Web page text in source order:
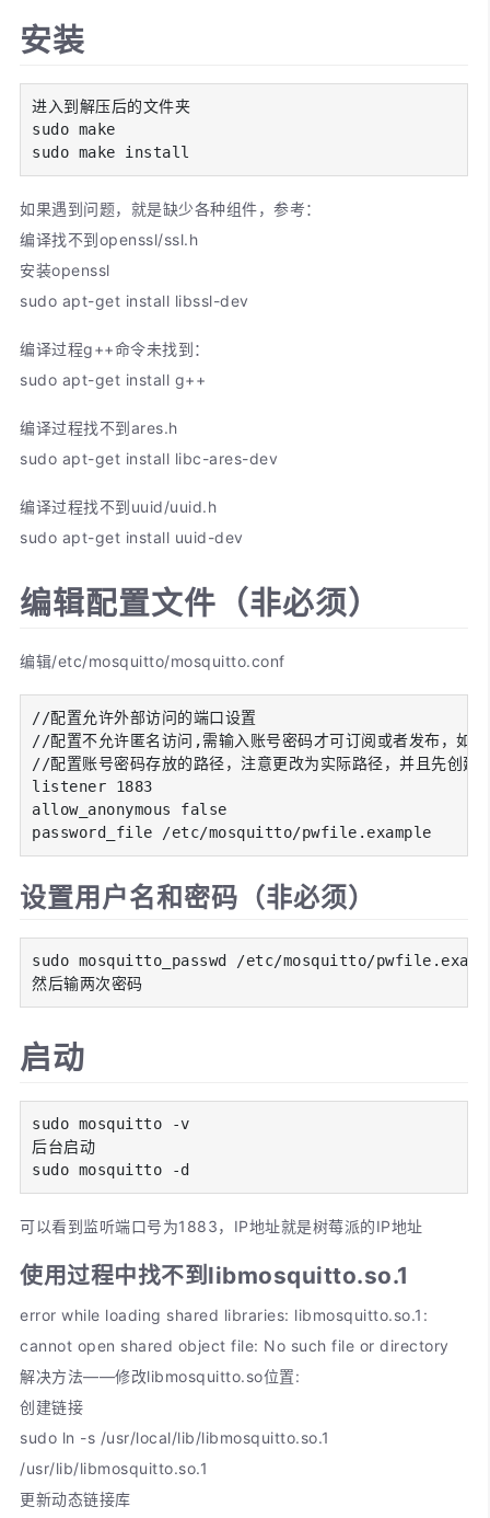
安装
进入到解压后的文件夹
sudo make
sudo make install
如果遇到问题，就是缺少各种组件，参考：
编译找不到openssl/ssl.h
安装openssl
sudo apt-get install libssl-dev
编译过程g++命令未找到：
sudo apt-get install g++
编译过程找不到ares.h
sudo apt-get install libc-ares-dev
编译过程找不到uuid/uuid.h
sudo apt-get install uuid-dev
编辑配置文件（非必须）
编辑/etc/mosquitto/mosquitto.conf
//配置允许外部访问的端口设置
//配置不允许匿名访问,需输入账号密码才可订阅或者发布，如
//配置账号密码存放的路径，注意更改为实际路径，并且先创建
listener 1883
allow_anonymous false
password_file /etc/mosquitto/pwfile.example
设置用户名和密码（非必须）
sudo mosquitto_passwd /etc/mosquitto/
然后输两次密码
启动
sudo mosquitto -v
后台启动
sudo mosquitto -d
可以看到监听端口号为1883，IP地址就是树莓派的IP地址
使用过程中找不到libmosquitto.so.1
error while loading shared libraries: libmosquitto.so.1:
cannot open shared object file: No such file or directory
解决方法——修改libmosquitto.so位置:
创建链接
sudo ln -s /usr/local/lib/libmosquitto.so.1
/usr/lib/libmosquitto.so.1
更新动态链接库